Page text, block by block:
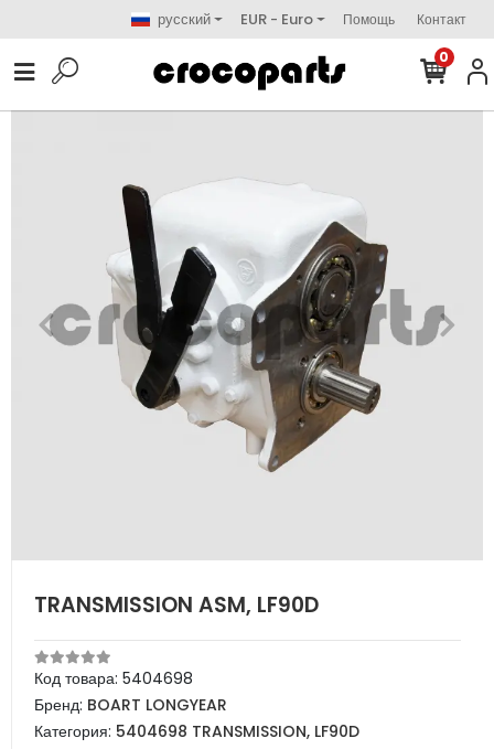
русский EUR - Euro Помощь Контакт
0
TRANSMISSION ASM, LF90D
Код товара: 5404698
Бренд: BOART LONGYEAR
Категория: 5404698 TRANSMISSION, LF90D